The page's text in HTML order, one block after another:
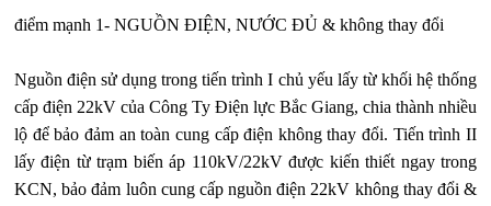
điểm mạnh 1- NGUỒN ĐIỆN, NƯỚC ĐỦ & không thay đổi
Nguồn điện sử dụng trong tiến trình I chủ yếu lấy từ khối hệ thống
cấp điện 22kV của Công Ty Điện lực Bắc Giang, chia thành nhiều
lộ để bảo đảm an toàn cung cấp điện không thay đổi. Tiến trình II
lấy điện từ trạm biến áp 110kV/22kV được kiến thiết ngay trong
KCN, bảo đảm luôn cung cấp nguồn điện 22kV không thay đổi &